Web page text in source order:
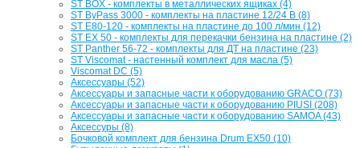
ST BOX - комплекты в металлических ящиках (4)
ST ByPass 3000 - комплекты на пластине 12/24 В (8)
ST E80-120 - комплекты на пластине до 100 л/мин (12)
ST EX 50 - комплекты для перекачки бензина на пластине (2)
ST Panther 56-72 - комплекты для ДТ на пластине (23)
ST Viscomat - настенный комплект для масла (5)
Viscomat DC (5)
Аксессуары (52)
Аксессуары и запасные части к оборудованию GRACO (73)
Аксессуары и запасные части к оборудованию PIUSI (208)
Аксессуары и запасные части к оборудованию SAMOA (43)
Аксессуры (8)
Бочковой комплект для бензина Drum EX50 (10)